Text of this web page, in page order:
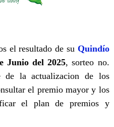
el resultado de su Quindío
Junio del 2025, sorteo no.
de la actualizacion de los
el premio mayor y los
el plan de premios y